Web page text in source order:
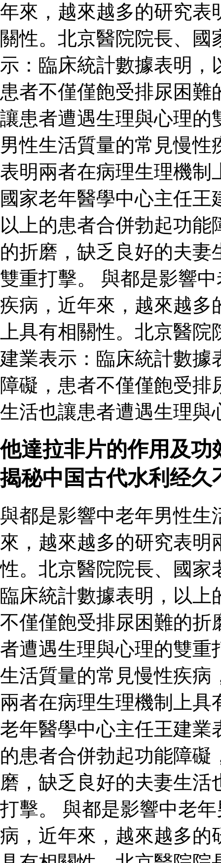
年來，越來越多的研究表
關性。北京醫院院長、
示：臨床統計數據表明，
患者不僅僅飽受排尿困
讓患者遭遇生理與心理的
男性生活質量的常見慢
表明兩者在病理生理機制
國家老年醫學中心主任
以上的患者合併勃起功
的折磨，缺乏良好的夫
雙重打擊。 與都是影響
疾病，近年來，越來越多
上具有相關性。北京醫
建業表示：臨床統計數據
障礙，患者不僅僅飽受
生活也讓患者遭遇生理與
他達拉非片的作用及
揭秘中国古代水利经久
與都是影響中老年男性生
來，越來越多的研究表
性。北京醫院院長、國家
臨床統計數據表明，以上
不僅僅飽受排尿困難的折
者遭遇生理與心理的雙重
生活質量的常見慢性疾病
兩者在病理生理機制上
老年醫學中心主任王建業
的患者合併勃起功能障
磨，缺乏良好的夫妻生
打擊。 與都是影響中老
病，近年來，越來越多的